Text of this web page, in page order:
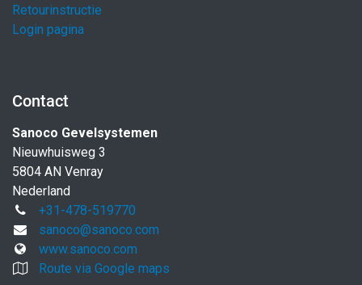
Retourinstructie
Login pagina
Contact
Sanoco Gevelsystemen
Nieuwhuisweg 3
5804 AN Venray
Nederland
+31-478-519770
sanoco@sanoco.com
www.sanoco.com
Route via Google maps